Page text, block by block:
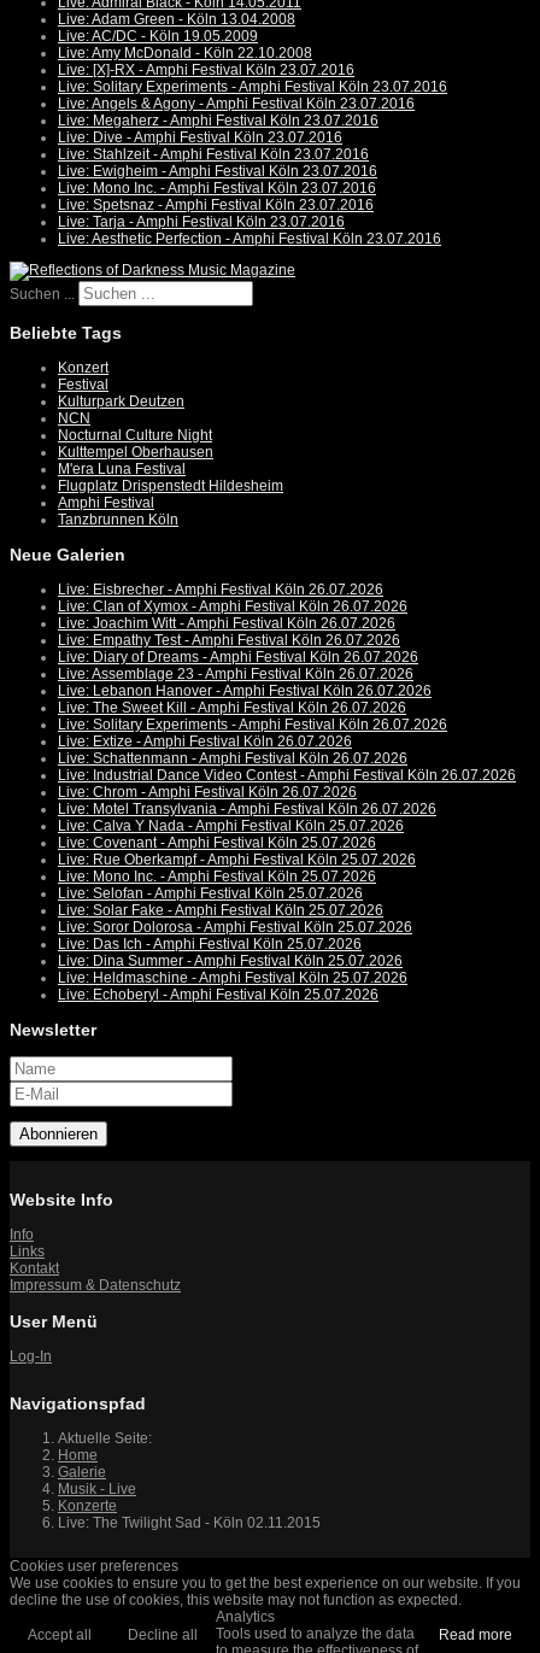
Live: Adam Green - Köln 13.04.2008
Live: AC/DC - Köln 19.05.2009
Live: Amy McDonald - Köln 22.10.2008
Live: [X]-RX - Amphi Festival Köln 23.07.2016
Live: Solitary Experiments - Amphi Festival Köln 23.07.2016
Live: Angels & Agony - Amphi Festival Köln 23.07.2016
Live: Megaherz - Amphi Festival Köln 23.07.2016
Live: Dive - Amphi Festival Köln 23.07.2016
Live: Stahlzeit - Amphi Festival Köln 23.07.2016
Live: Ewigheim - Amphi Festival Köln 23.07.2016
Live: Mono Inc. - Amphi Festival Köln 23.07.2016
Live: Spetsnaz - Amphi Festival Köln 23.07.2016
Live: Tarja - Amphi Festival Köln 23.07.2016
Live: Aesthetic Perfection - Amphi Festival Köln 23.07.2016
Suchen ...
Beliebte Tags
Konzert
Festival
Kulturpark Deutzen
NCN
Nocturnal Culture Night
Kulttempel Oberhausen
M'era Luna Festival
Flugplatz Drispenstedt Hildesheim
Amphi Festival
Tanzbrunnen Köln
Neue Galerien
Live: Eisbrecher - Amphi Festival Köln 26.07.2026
Live: Clan of Xymox - Amphi Festival Köln 26.07.2026
Live: Joachim Witt - Amphi Festival Köln 26.07.2026
Live: Empathy Test - Amphi Festival Köln 26.07.2026
Live: Diary of Dreams - Amphi Festival Köln 26.07.2026
Live: Assemblage 23 - Amphi Festival Köln 26.07.2026
Live: Lebanon Hanover - Amphi Festival Köln 26.07.2026
Live: The Sweet Kill - Amphi Festival Köln 26.07.2026
Live: Solitary Experiments - Amphi Festival Köln 26.07.2026
Live: Extize - Amphi Festival Köln 26.07.2026
Live: Schattenmann - Amphi Festival Köln 26.07.2026
Live: Industrial Dance Video Contest - Amphi Festival Köln 26.07.2026
Live: Chrom - Amphi Festival Köln 26.07.2026
Live: Motel Transylvania - Amphi Festival Köln 26.07.2026
Live: Calva Y Nada - Amphi Festival Köln 25.07.2026
Live: Covenant - Amphi Festival Köln 25.07.2026
Live: Rue Oberkampf - Amphi Festival Köln 25.07.2026
Live: Mono Inc. - Amphi Festival Köln 25.07.2026
Live: Selofan - Amphi Festival Köln 25.07.2026
Live: Solar Fake - Amphi Festival Köln 25.07.2026
Live: Soror Dolorosa - Amphi Festival Köln 25.07.2026
Live: Das Ich - Amphi Festival Köln 25.07.2026
Live: Dina Summer - Amphi Festival Köln 25.07.2026
Live: Heldmaschine - Amphi Festival Köln 25.07.2026
Live: Echoberyl - Amphi Festival Köln 25.07.2026
Newsletter
Abonnieren
Website Info
Info
Links
Kontakt
Impressum & Datenschutz
User Menü
Log-In
Navigationspfad
Aktuelle Seite:
Home
Galerie
Musik - Live
Konzerte
Live: The Twilight Sad - Köln 02.11.2015
Cookies user preferences
We use cookies to ensure you to get the best experience on our website. If you
decline the use of cookies, this website may not function as expected.
Accept all Decline all Read more
Analytics
Tools used to analyze the data